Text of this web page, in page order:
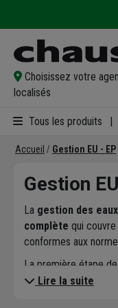
Choisissez votre
localisés
Tous les produits
Accueil Gestion EU - EP
Gestion
La gestion des
complète qui
conformes aux
La première étape
Ils sont complétés
Lire la suite